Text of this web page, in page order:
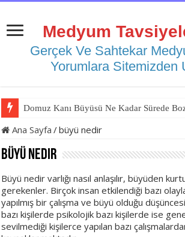
Medyum
Gerçek Ve Sahtekar
Yorumlara Sitemizden
Domuz Kanı Büyüsü Ne Kadar Sürede
Ana Sayfa /büyü nedir
büyü nedir
Büyü nedir varlığı nasıl anlaşılır, büyüden
gerekenler. Birçok insan etkilendiği bazı
yapılmış bir çalışma ve büyü olduğu
bazı kişilerde psikolojik bazı kişilerde ise
sevilmediği kişilerce yapılan bazı